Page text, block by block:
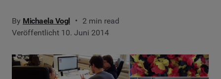
By Michaela Vogl
2 min read
Veröffentlicht 10. Juni 2014